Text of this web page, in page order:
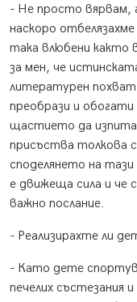
- Не просто вярвам,
наскоро
така влюбени както
за мен, че
литературен
преобрази и
щастието да
присъства толкова
споделянето на
е движеща сила и че
важно послание.
- Реализирахте ли
- Като дете
печелих състезания